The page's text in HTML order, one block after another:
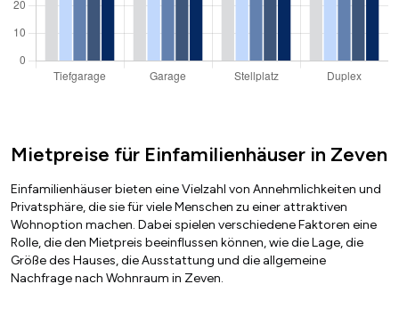
Mietpreise für Einfamilienhäuser in Zeven
Einfamilienhäuser bieten eine Vielzahl von Annehmlichkeiten und
Privatsphäre, die sie für viele Menschen zu einer attraktiven
Wohnoption machen. Dabei spielen verschiedene Faktoren eine
Rolle, die den Mietpreis beeinflussen können, wie die Lage, die
Größe des Hauses, die Ausstattung und die allgemeine
Nachfrage nach Wohnraum in Zeven.